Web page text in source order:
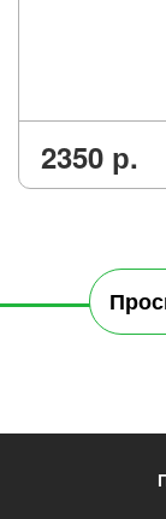
2350 р.